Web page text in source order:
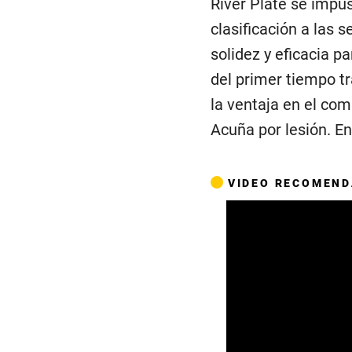
River Plate se
clasificación a las
solidez y eficacia
del primer tiempo
la ventaja en el
Acuña por lesión.
VIDEO